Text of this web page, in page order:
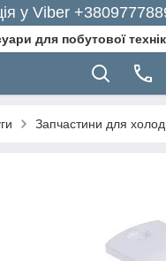
у Viber
для побутової
Запчастини для